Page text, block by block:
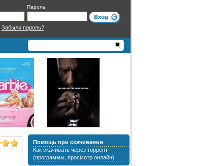
Пароль:
Забыли пароль?
Помощь при скачивании
Как скачивать через торрент
(программы, просмотр онлайн)